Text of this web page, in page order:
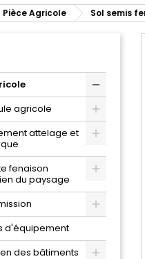
Pièce Agricole Sol semis
agricole
attelage et
fenaison
du paysage
d'équipement
des bâtiments